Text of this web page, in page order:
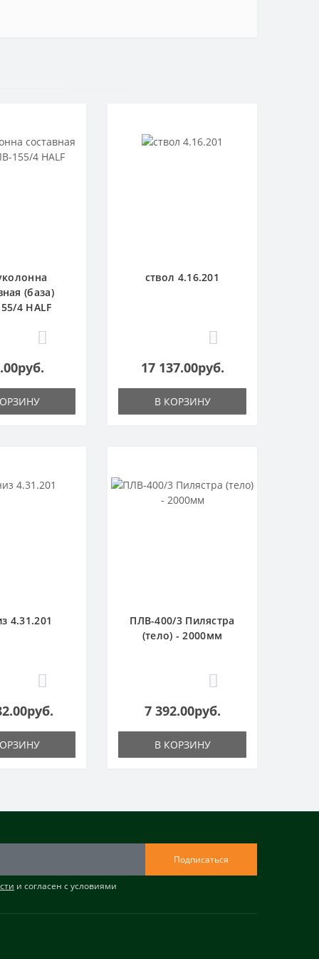
(база)
4 HALF
ствол 4.16.201
17 137.00руб.
В КОРЗИНУ
4.31.201
ПЛВ-400/3 Пилястра
(тело) - 2000мм
7 392.00руб.
В КОРЗИНУ
Подписаться
и согласен с условиями